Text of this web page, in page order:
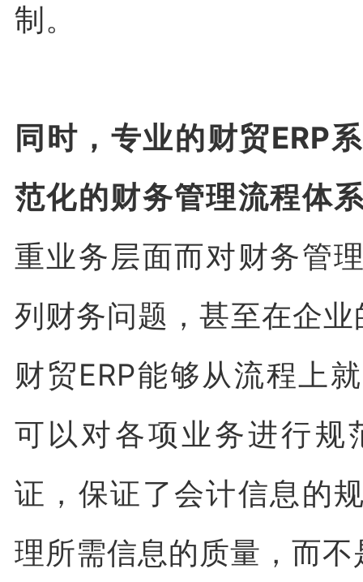
制。
同时，专业的财贸ERP
范化的财务管理流程体
重业务层面而对财务管
列财务问题，甚至在企
财贸ERP能够从流程上
可以对各项业务进行规
证，保证了会计信息的
理所需信息的质量，而